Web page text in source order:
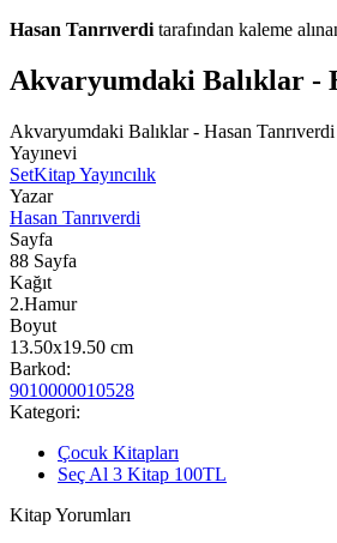
Hasan Tanrıverdi tarafından kaleme
Akvaryumdaki Balıklar -
Akvaryumdaki Balıklar - Hasan Tanrıverdi
Yayınevi
SetKitap Yayıncılık
Yazar
Hasan Tanrıverdi
Sayfa
88 Sayfa
Kağıt
2.Hamur
Boyut
13.50x19.50 cm
Barkod:
9010000010528
Kategori:
Çocuk Kitapları
Seç Al 3 Kitap 100TL
Kitap Yorumları